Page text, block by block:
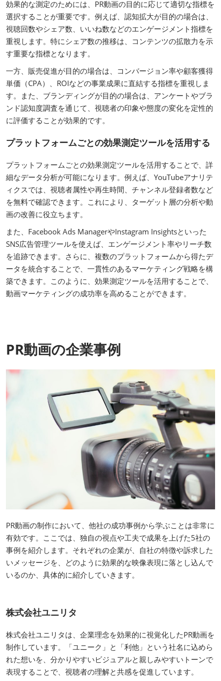
効果的な測定のためには、PR動画の目的に応じて適切な指標を
選択することが重要です。例えば、認知拡大が目的の場合は、
視聴回数やシェア数、いいね数などのエンゲージメント指標を
重視します。特にシェア数の推移は、コンテンツの拡散力を示
す重要な指標となります。
一方、販売促進が目的の場合は、コンバージョン率や顧客獲得
単価（CPA）、ROIなどの事業成果に直結する指標を重視しま
す。また、ブランディングが目的の場合は、アンケートやブラ
ンド認知度調査を通じて、視聴者の印象や態度の変化を定性的
に評価することが効果的です。
プラットフォームごとの効果測定ツールを活用する
プラットフォームごとの効果測定ツールを活用することで、詳
細なデータ分析が可能になります。例えば、YouTubeアナリテ
ィクスでは、視聴者属性や再生時間、チャンネル登録者数など
を無料で確認できます。これにより、ターゲット層の分析や動
画の改善に役立ちます。
また、Facebook Ads ManagerやInstagram Insightsといった
SNS広告管理ツールを使えば、エンゲージメント率やリーチ数
を追跡できます。さらに、複数のプラットフォームから得たデ
ータを統合することで、一貫性のあるマーケティング戦略を構
築できます。このように、効果測定ツールを活用することで、
動画マーケティングの成功率を高めることができます。
PR動画の企業事例
PR動画の制作において、他社の成功事例から学ぶことは非常に
有効です。ここでは、独自の視点や工夫で成果を上げた5社の
事例を紹介します。それぞれの企業が、自社の特徴や訴求した
いメッセージを、どのように効果的な映像表現に落とし込んで
いるのか、具体的に紹介していきます。
株式会社ユニリタ
株式会社ユニリタは、企業理念を効果的に視覚化したPR動画を
制作しています。「ユニーク」と「利他」という社名に込めら
れた想いを、分かりやすいビジュアルと親しみやすいトーンで
表現することで、視聴者の理解と共感を促進しています。